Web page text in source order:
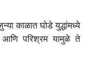
काळात घोडे युद्धांमध्ये
आणि परिश्रम यामुळे ते